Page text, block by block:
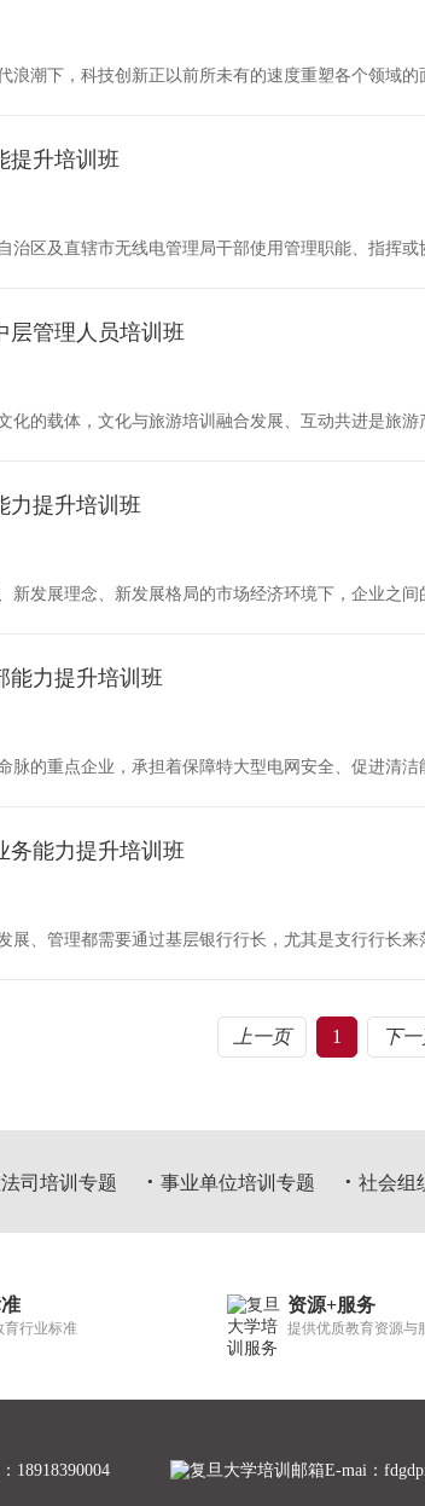
提升培训班
层管理人员培训班
力提升培训班
能力提升培训班
务能力提升培训班
展、管理都需要通过基层银行行长，尤其是支行行长
上一页 1 下
司培训专题 事业单位培训专题 社会组
育行业标准
资源+服务
提供优质教育资源与
18918390004 E-mai：